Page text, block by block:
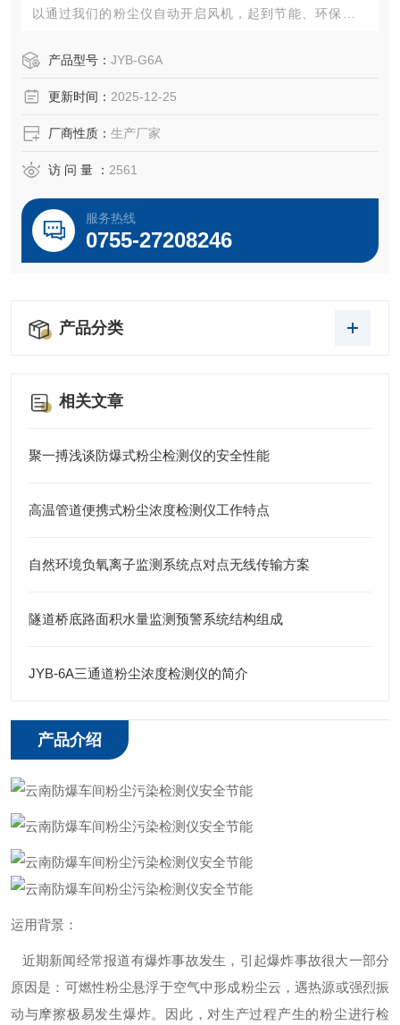
以通过我们的粉尘仪自动开启风机，起到节能、环保、防
产品型号： JYB-G6A
更新时间： 2025-12-25
厂商性质： 生产厂家
访 问 量 ： 2561
服务热线
0755-27208246
产品分类
相关文章
聚一搏浅谈防爆式粉尘检测仪的安全性能
高温管道便携式粉尘浓度检测仪工作特点
自然环境负氧离子监测系统点对点无线传输方案
隧道桥底路面积水量监测预警系统结构组成
JYB-6A三通道粉尘浓度检测仪的简介
产品介绍
运用背景：
近期新闻经常报道有爆炸事故发生，引起爆炸事故很大一部分
原因是：可燃性粉尘悬浮于空气中形成粉尘云，遇热源或强烈振
动与摩擦极易发生爆炸。因此，对生产过程产生的粉尘进行检